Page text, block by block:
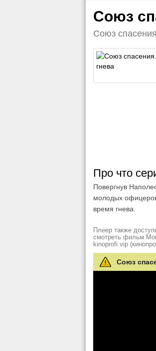
Союз
Союз
Про что
Повергнув
молодых
время гнева.
Плеер также
смотреть фильм
kinoprofi.vip
Союз